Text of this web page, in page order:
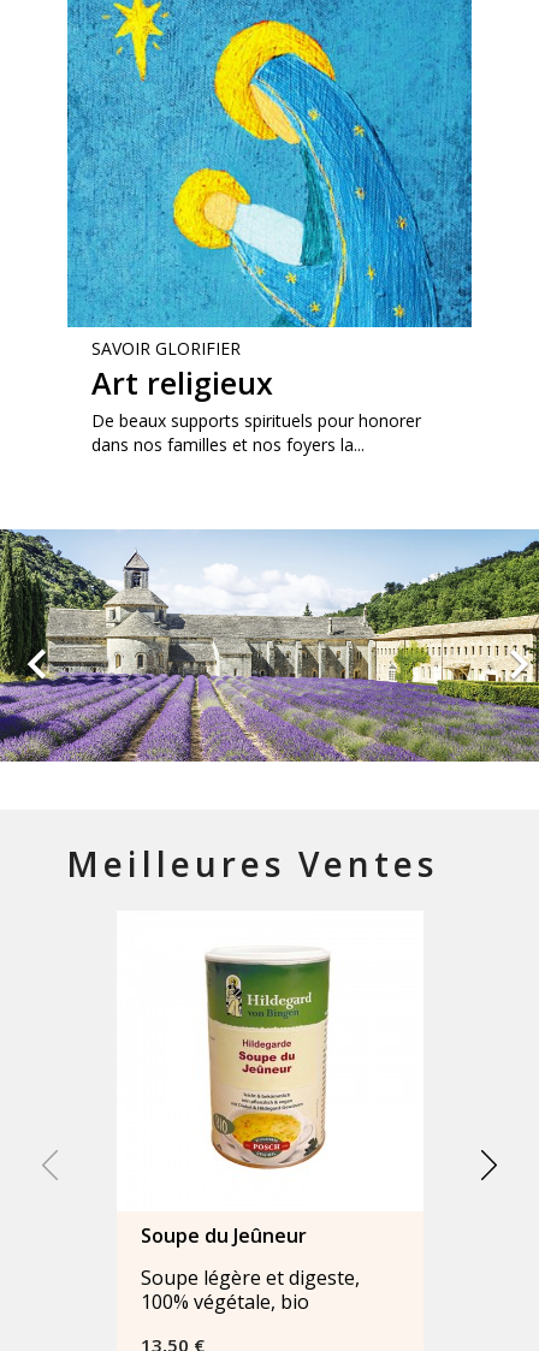
SAVOIR GLORIFIER
Art religieux
De beaux supports spirituels pour honorer
dans nos familles et nos foyers la...

Précédent
Meilleures Ventes
Soupe du Jeûneur
Soupe légère et digeste,
100% végétale, bio
Prix
13,50 €